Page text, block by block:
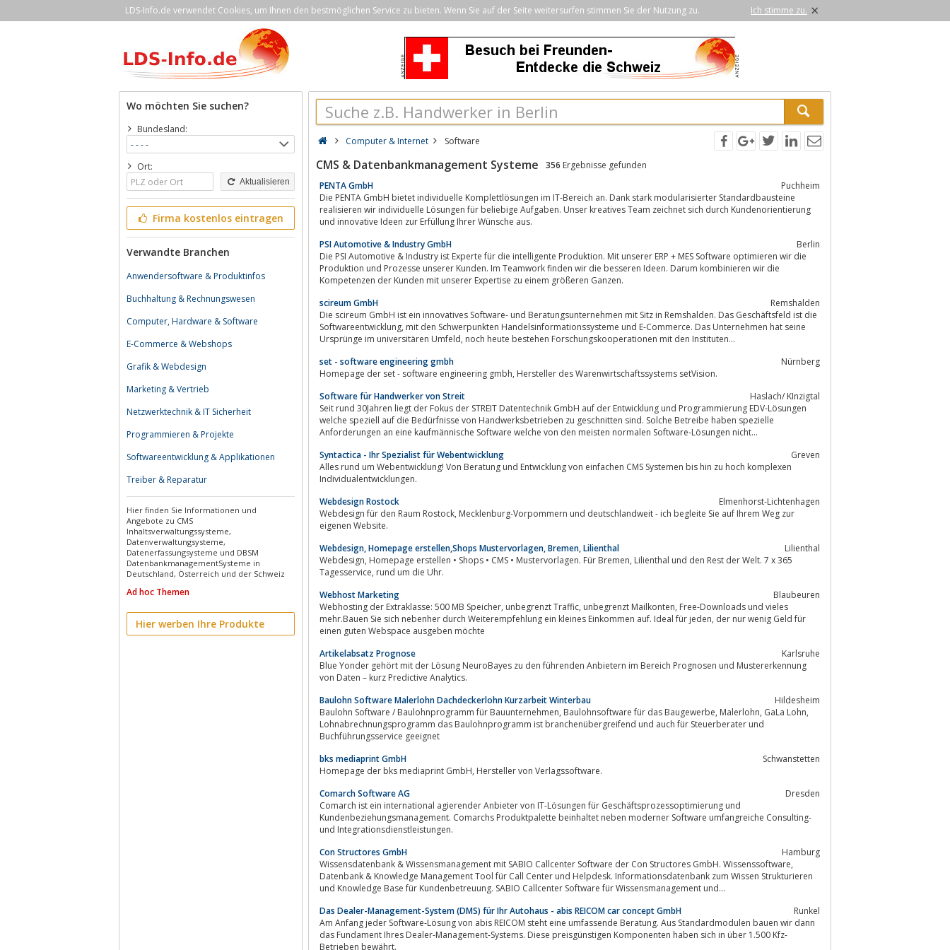
LDS-Info.de verwendet Cookies, um Ihnen den bestmöglichen Service zu bieten. Wenn Sie auf der Seite weitersurfen stimmen Sie der Nutzung zu. Ich stimme zu. ×
Wo möchten Sie suchen?
Bundesland:
Ort:
Aktualisieren
Firma kostenlos eintragen
Verwandte Branchen
Anwendersoftware & Produktinfos
Buchhaltung & Rechnungswesen
Computer, Hardware & Software
E-Commerce & Webshops
Grafik & Webdesign
Marketing & Vertrieb
Netzwerktechnik & IT Sicherheit
Programmieren & Projekte
Softwareentwicklung & Applikationen
Treiber & Reparatur
Hier finden Sie Informationen und
Angebote zu CMS
Inhaltsverwaltungssysteme,
Datenverwaltungsysteme,
Datenerfassungsysteme und DBSM
DatenbankmanagementSysteme in
Deutschland, Österreich und der Schweiz
Ad hoc Themen
Hier werben Ihre Produkte
Computer & Internet Software
CMS & Datenbankmanagement Systeme 356 Ergebnisse gefunden
PENTA GmbH
Puchheim
Die PENTA GmbH bietet individuelle Komplettlösungen im IT-Bereich an. Dank stark modularisierter Standardbausteine
realisieren wir individuelle Lösungen für beliebige Aufgaben. Unser kreatives Team zeichnet sich durch Kundenorientierung
und innovative Ideen zur Erfüllung Ihrer Wünsche aus.
PSI Automotive & Industry GmbH
Berlin
Die PSI Automotive & Industry ist Experte für die intelligente Produktion. Mit unserer ERP + MES Software optimieren wir die
Produktion und Prozesse unserer Kunden. Im Teamwork finden wir die besseren Ideen. Darum kombinieren wir die
Kompetenzen der Kunden mit unserer Expertise zu einem größeren Ganzen.
scireum GmbH
Remshalden
Die scireum GmbH ist ein innovatives Software- und Beratungsunternehmen mit Sitz in Remshalden. Das Geschäftsfeld ist die
Softwareentwicklung, mit den Schwerpunkten Handelsinformationssysteme und E-Commerce. Das Unternehmen hat seine
Ursprünge im universitären Umfeld, noch heute bestehen Forschungskooperationen mit den Instituten...
set - software engineering gmbh
Nürnberg
Homepage der set - software engineering gmbh, Hersteller des Warenwirtschaftssystems setVision.
Software für Handwerker von Streit
Haslach/ KInzigtal
Seit rund 30Jahren liegt der Fokus der STREIT Datentechnik GmbH auf der Entwicklung und Programmierung EDV-Lösungen
welche speziell auf die Bedürfnisse von Handwerksbetrieben zu geschnitten sind. Solche Betreibe haben spezielle
Anforderungen an eine kaufmännische Software welche von den meisten normalen Software-Lösungen nicht...
Syntactica - Ihr Spezialist für Webentwicklung
Greven
Alles rund um Webentwicklung! Von Beratung und Entwicklung von einfachen CMS Systemen bis hin zu hoch komplexen
Individualentwicklungen.
Webdesign Rostock
Elmenhorst-Lichtenhagen
Webdesign für den Raum Rostock, Mecklenburg-Vorpommern und deutschlandweit - ich begleite Sie auf Ihrem Weg zur
eigenen Website.
Webdesign, Homepage erstellen,Shops Mustervorlagen, Bremen, Lilienthal
Lilienthal
Webdesign, Homepage erstellen • Shops • CMS • Mustervorlagen. Für Bremen, Lilienthal und den Rest der Welt. 7 x 365
Tagesservice, rund um die Uhr.
Webhost Marketing
Blaubeuren
Webhosting der Extraklasse: 500 MB Speicher, unbegrenzt Traffic, unbegrenzt Mailkonten, Free-Downloads und vieles
mehr.Bauen Sie sich nebenher durch Weiterempfehlung ein kleines Einkommen auf. Ideal für jeden, der nur wenig Geld für
einen guten Webspace ausgeben möchte
Artikelabsatz Prognose
Karlsruhe
Blue Yonder gehört mit der Lösung NeuroBayes zu den führenden Anbietern im Bereich Prognosen und Mustererkennung
von Daten – kurz Predictive Analytics.
Baulohn Software Malerlohn Dachdeckerlohn Kurzarbeit Winterbau
Hildesheim
Baulohn Software / Baulohnprogramm für Bauunternehmen, Baulohnsoftware für das Baugewerbe, Malerlohn, GaLa Lohn,
Lohnabrechnungsprogramm das Baulohnprogramm ist branchenübergreifend und auch für Steuerberater und
Buchführungsservice geeignet
bks mediaprint GmbH
Schwanstetten
Homepage der bks mediaprint GmbH, Hersteller von Verlagssoftware.
Comarch Software AG
Dresden
Comarch ist ein international agierender Anbieter von IT-Lösungen für Geschäftsprozessoptimierung und
Kundenbeziehungsmanagement. Comarchs Produktpalette beinhaltet neben moderner Software umfangreiche Consulting-
und Integrationsdienstleistungen.
Con Structores GmbH
Hamburg
Wissensdatenbank & Wissensmanagement mit SABIO Callcenter Software der Con Structores GmbH. Wissenssoftware,
Datenbank & Knowledge Management Tool für Call Center und Helpdesk. Informationsdatenbank zum Wissen Strukturieren
und Knowledge Base für Kundenbetreuung. SABIO Callcenter Software für Wissensmanagement und...
Das Dealer-Management-System (DMS) für Ihr Autohaus - abis REICOM car concept GmbH
Runkel
Am Anfang jeder Software-Lösung von abis REICOM steht eine umfassende Beratung. Aus Standardmodulen bauen wir dann
das Fundament Ihres Dealer-Management-Systems. Diese preisgünstigen Komponenten haben sich in über 1.500 Kfz-
Betrieben bewährt.